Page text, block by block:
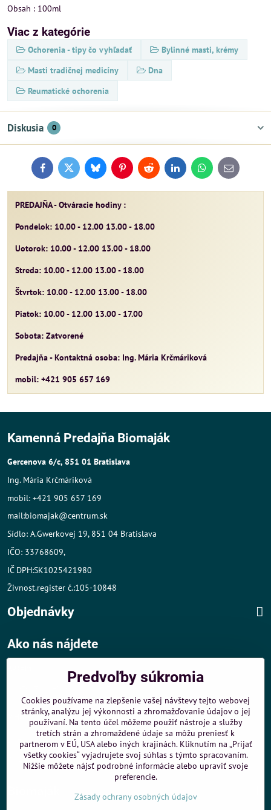
Obsah : 100ml
Viac z kategórie
Ochorenia - tipy čo vyhľadať
Bylinné masti, krémy
Masti tradičnej medicíny
Dna
Reumatické ochorenia
Diskusia 0
FacebookTwitterBlueskyPinterestReddit LinkedInWhatsApp
E-
mail
PREDAJŇA - Otváracie hodiny :
Pondelok: 10.00 - 12.00 13.00 - 18.00
Uotorok: 10.00 - 12.00 13.00 - 18.00
Streda: 10.00 - 12.00 13.00 - 18.00
Štvrtok: 10.00 - 12.00 13.00 - 18.00
Piatok: 10.00 - 12.00 13.00 - 17.00
Sobota: Zatvorené
Predajňa - Kontaktná osoba: Ing. Mária Krčmáriková
mobil: +421 905 657 169
Kamenná Predajňa Biomaják
Gercenova 6/c, 851 01 Bratislava
Ing. Mária Krčmáriková
mobil: +421 905 657 169
mail:biomajak@centrum.sk
Sídlo: A.Gwerkovej 19, 851 04 Bratislava
IČO: 33768609,
IČ DPH:SK1025421980
Živnost.register č.:105-10848
Objednávky
Ako nás nájdete
- v tesnej blízkosti diaľničného obchvatu
- dobré parkovacie možnosti 40 m od predajne
MHD:
- 200 m od zastávky MHD Záporožská - autobusy č. 80 a 88
- 250 m od zastávky MHD ŽST Petržalka - autobus 99
Sme umiestnení uShopMania- Internetové nákupy
Predvoľby súkromia
Cookies používame na zlepšenie vašej návštevy tejto webovej
stránky, analýzu jej výkonnosti a zhromažďovanie údajov o jej
používaní. Na tento účel môžeme použiť nástroje a služby
tretích strán a zhromaždené údaje sa môžu preniesť k
partnerom v EÚ, USA alebo iných krajinách. Kliknutím na „Prijať
všetky cookies“ vyjadrujete svoj súhlas s týmto spracovaním.
Nižšie môžete nájsť podrobné informácie alebo upraviť svoje
preferencie.
Zásady ochrany osobných údajov